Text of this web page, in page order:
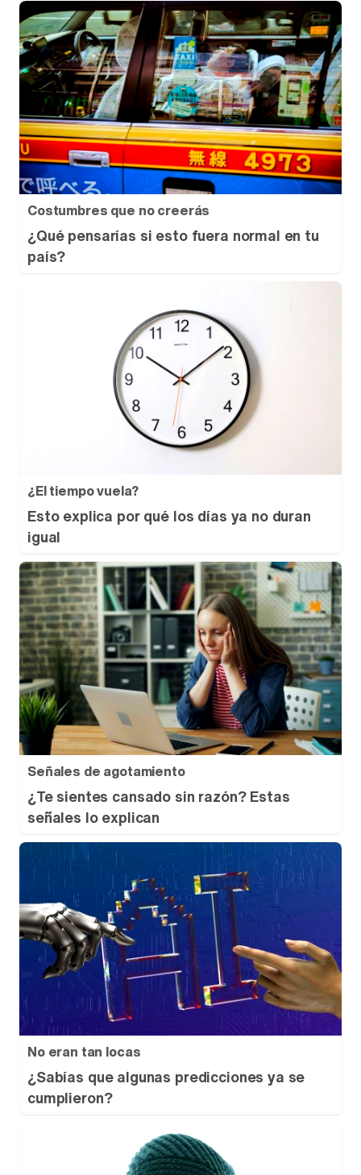
Costumbres que no creerás
¿Qué pensarías si esto fuera normal en tu
país?
¿El tiempo vuela?
Esto explica por qué los días ya no duran
igual
Señales de agotamiento
¿Te sientes cansado sin razón? Estas
señales lo explican
No eran tan locas
¿Sabías que algunas predicciones ya se
cumplieron?